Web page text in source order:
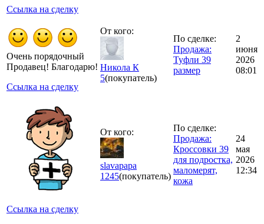
Ссылка на сделку
Очень порядочный
Продавец! Благодарю!
Ссылка на сделку
От кого:
Никола К
5(покупатель)
По сделке:
Продажа:
Туфли 39
размер
2
июня
2026
08:01
Ссылка на сделку
От кого:
slavapapa
1245(покупатель)
По сделке:
Продажа:
Кроссовки 39
для подростка,
маломерят,
кожа
24
мая
2026
12:34